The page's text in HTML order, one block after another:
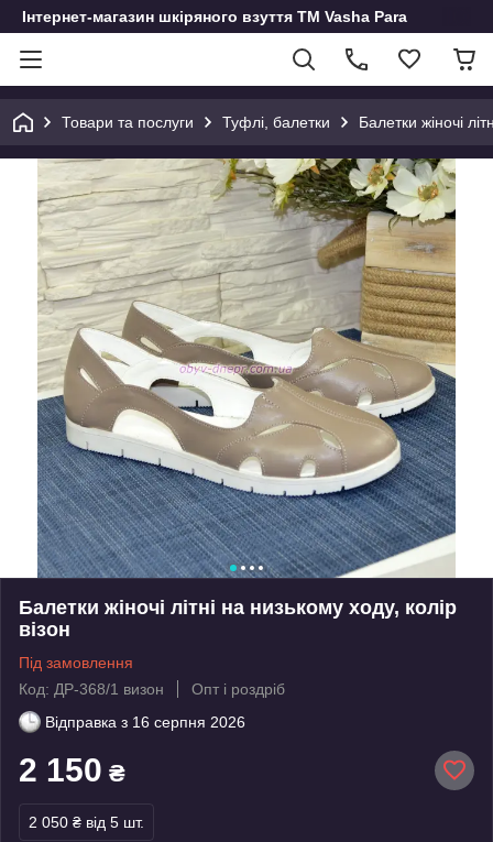
Інтернет-магазин шкіряного взуття ТМ Vasha Para
Товари та послуги Туфлі, балетки Балетки жіночі
Балетки жіночі літні на низькому ходу, колір
візон
Під замовлення
Код: ДР-368/1 визон
Опт і роздріб
Відправка з 16 серпня 2026
2 150 ₴
2 050 ₴ від 5 шт.